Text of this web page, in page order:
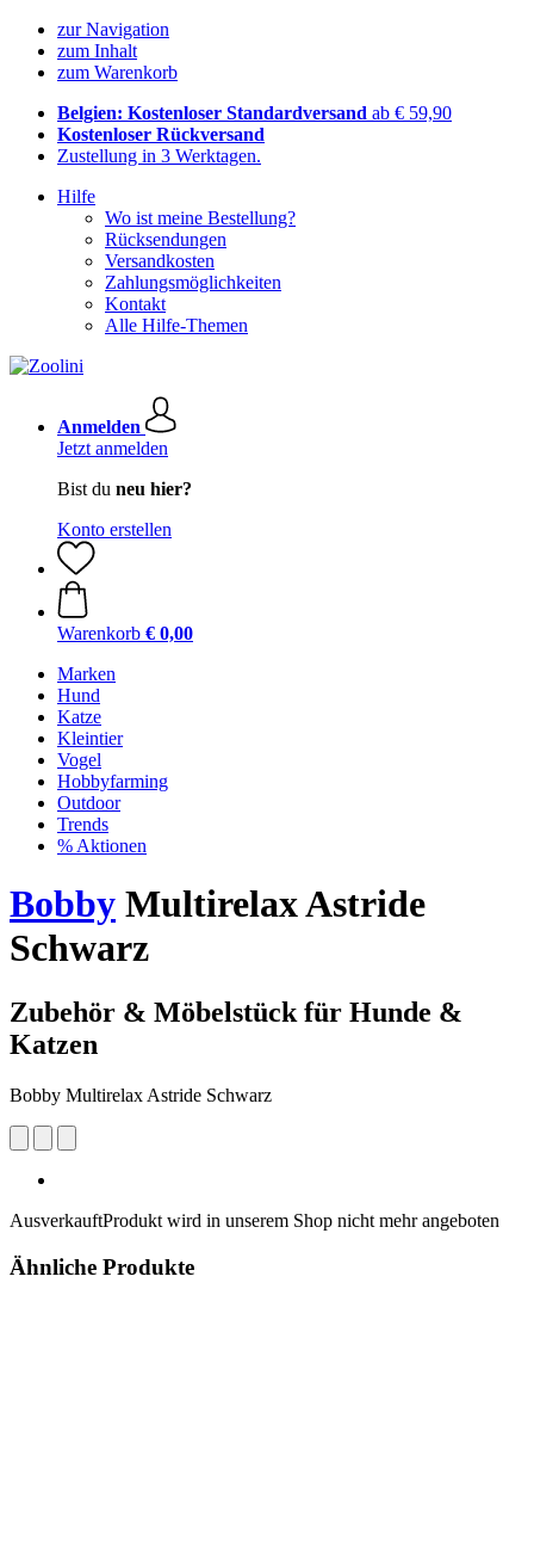
zur Navigation
zum Inhalt
zum Warenkorb
Belgien: Kostenloser Standardversand ab € 59,90
Kostenloser Rückversand
Zustellung in 3 Werktagen.
Hilfe
Wo ist meine Bestellung?
Rücksendungen
Versandkosten
Zahlungsmöglichkeiten
Kontakt
Alle Hilfe-Themen
Anmelden
Jetzt anmelden
Bist du neu hier?
Konto erstellen
Warenkorb € 0,00
Marken
Hund
Katze
Kleintier
Vogel
Hobbyfarming
Outdoor
Trends
% Aktionen
Bobby Multirelax Astride
Schwarz
Zubehör & Möbelstück für Hunde &
Katzen
Bobby Multirelax Astride Schwarz
AusverkauftProdukt wird in unserem Shop nicht mehr angeboten
Ähnliche Produkte